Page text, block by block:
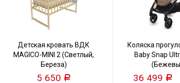
Детская кровать ВДК
MAGICO-MINI 2 (Светлый,
Береза)
5 650 Р
Коляска
Baby Snap
36 499 Р